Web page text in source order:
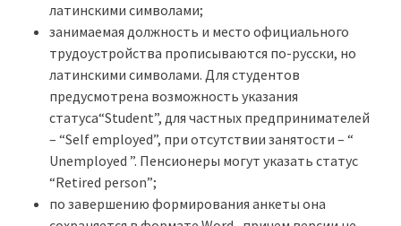
латинскими символами;
занимаемая должность и место официального
трудоустройства прописываются по-русски, но
латинскими символами. Для студентов
предусмотрена возможность указания
статуса“Student”, для частных предпринимателей
– “Self employed”, при отсутствии занятости – “
Unemployed ”. Пенсионеры могут указать статус
“Retired person”;
по завершению формирования анкеты она